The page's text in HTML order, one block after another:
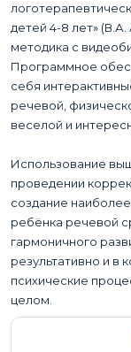
детей 4-8 лет»
методика с
Программное
себя
речевой,
веселой и
Использование
проведении
создание
ребёнка речевой
гармоничного
результативно и в
психические
целом.